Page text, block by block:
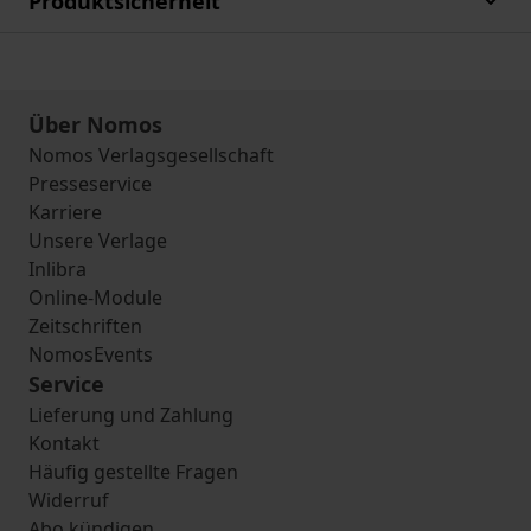
Über Nomos
Nomos Verlagsgesellschaft
Presseservice
Karriere
Unsere Verlage
Inlibra
Online-Module
Zeitschriften
NomosEvents
Service
Lieferung und Zahlung
Kontakt
Häufig gestellte Fragen
Widerruf